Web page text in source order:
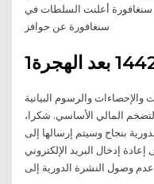
سنغافورة أعلنت السلطات في
سنغافورة عن حوافز
والإحصاءات والرسوم البيانية
المالي الأساسي. شكرا،
بنجاح وسيتم إرسالها إلى
إدخال البريد الإلكتروني
وصول النشرة الدورية إلى